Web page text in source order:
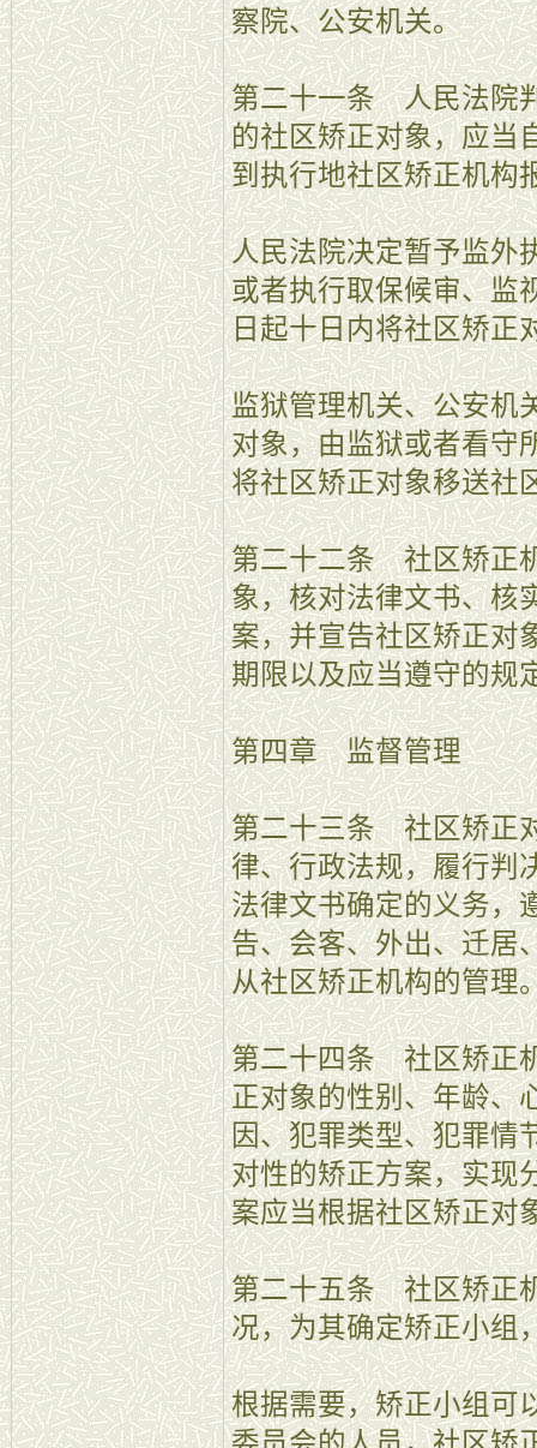
察院、公安机关。
第二十一条 人民法院
的社区矫正对象，应当
到执行地社区矫正机构
人民法院决定暂予监外
或者执行取保候审、监
日起十日内将社区矫正
监狱管理机关、公安机
对象，由监狱或者看守
将社区矫正对象移送社
第二十二条 社区矫正
象，核对法律文书、核
案，并宣告社区矫正对
期限以及应当遵守的规
第四章 监督管理
第二十三条 社区矫正
律、行政法规，履行判
法律文书确定的义务，
告、会客、外出、迁居
从社区矫正机构的管理
第二十四条 社区矫正
正对象的性别、年龄、
因、犯罪类型、犯罪情
对性的矫正方案，实现
案应当根据社区矫正对
第二十五条 社区矫正
况，为其确定矫正小组
根据需要，矫正小组可